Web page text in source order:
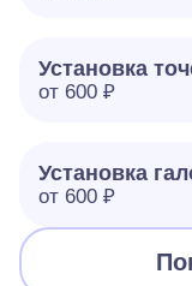
Установка
от 600 ₽
Установка
от 600 ₽